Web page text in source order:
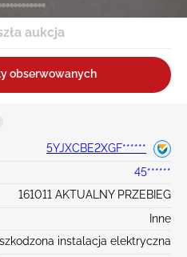
aukcja
obserwowanych
5YJXCBE2XGF******
45******
161011 AKTUALNY PRZEBIEG
Inne
instalacja elektryczna